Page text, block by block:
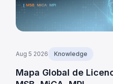
Aug 5 2026 Knowledge
Mapa Global de